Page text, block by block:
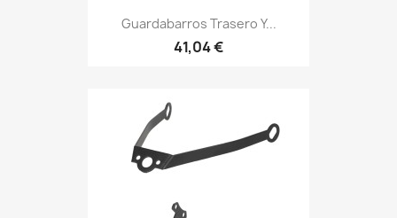
Guardabarros Trasero Y...
41,04 €